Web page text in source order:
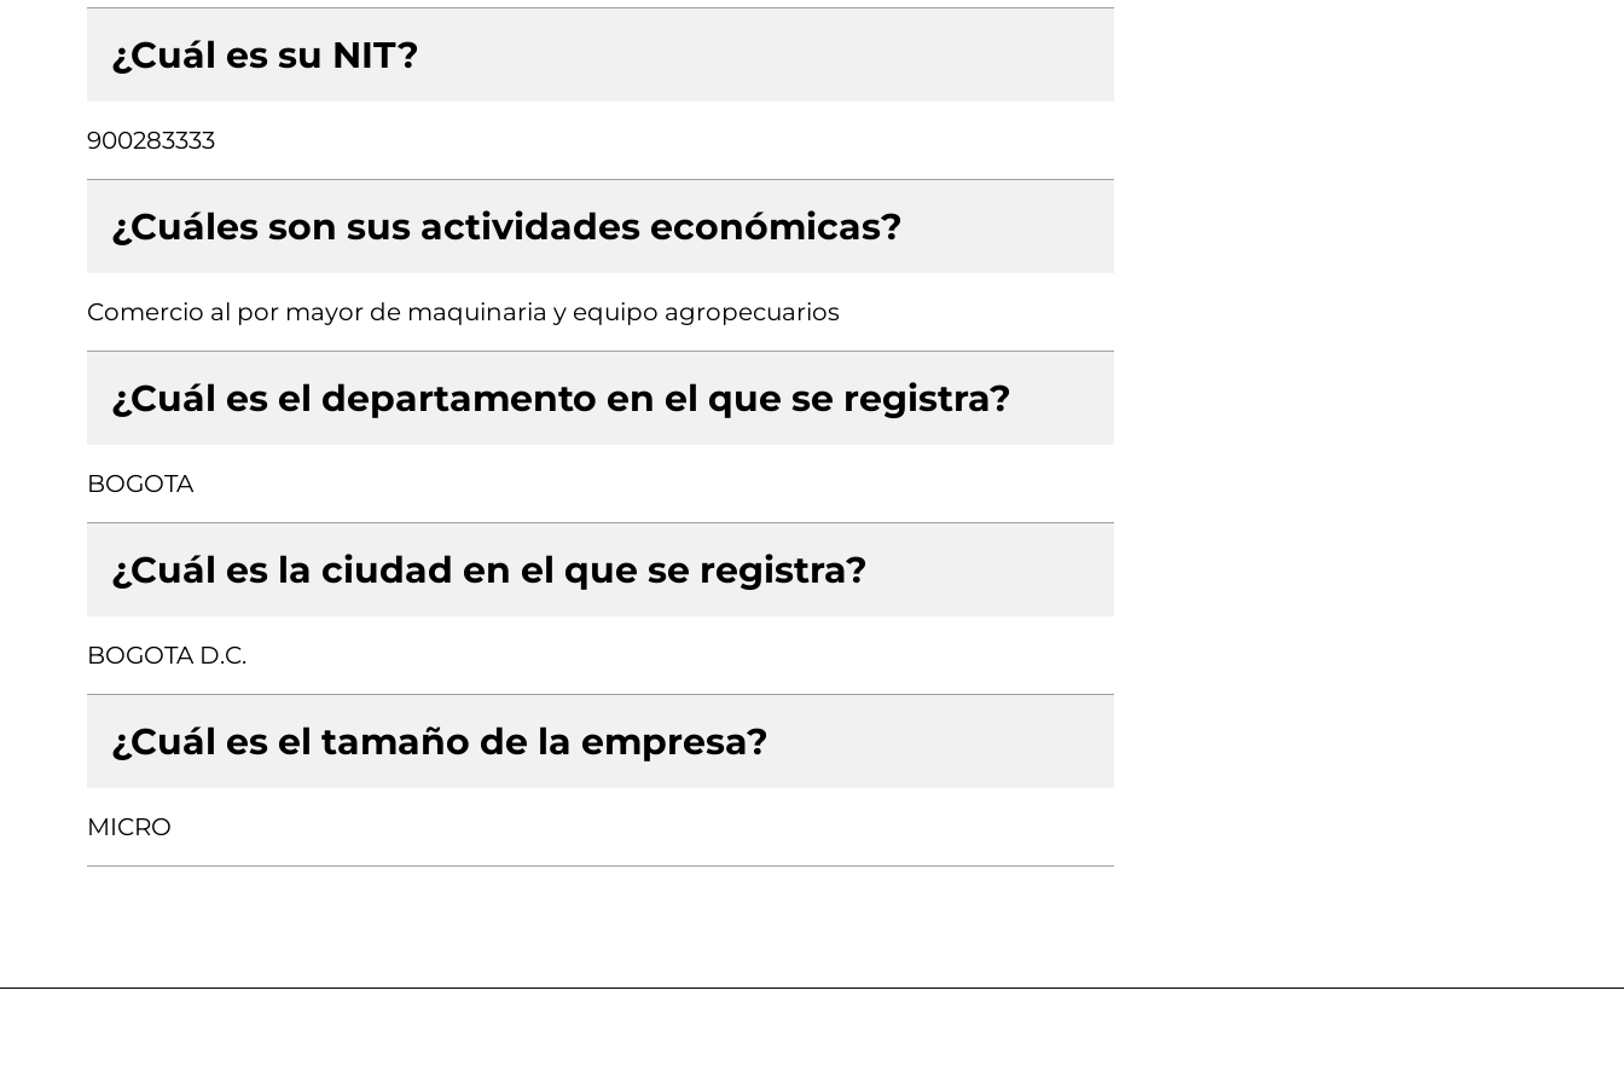
¿Cuál es su NIT?
900283333
¿Cuáles son sus actividades económicas?
Comercio al por mayor de maquinaria y equipo agropecuarios
¿Cuál es el departamento en el que se registra?
BOGOTA
¿Cuál es la ciudad en el que se registra?
BOGOTA D.C.
¿Cuál es el tamaño de la empresa?
MICRO